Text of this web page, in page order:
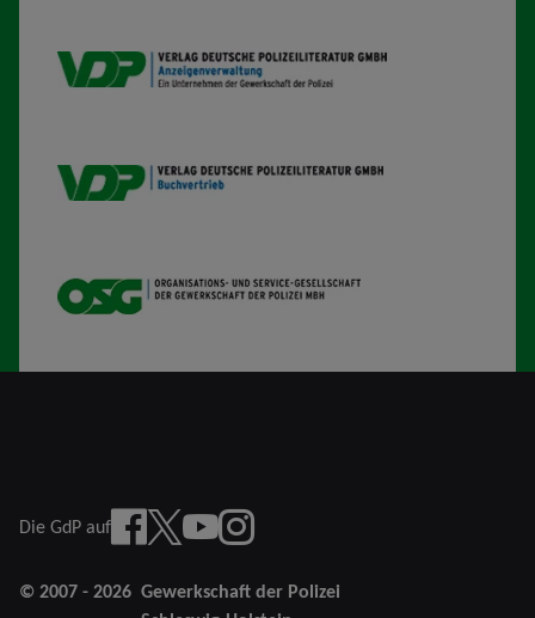
VDP AV
VDP B
OSG
Die GdP auf
Facebook
X YouTubeinstagram
© 2007 - 2026 Gewerkschaft der Polizei